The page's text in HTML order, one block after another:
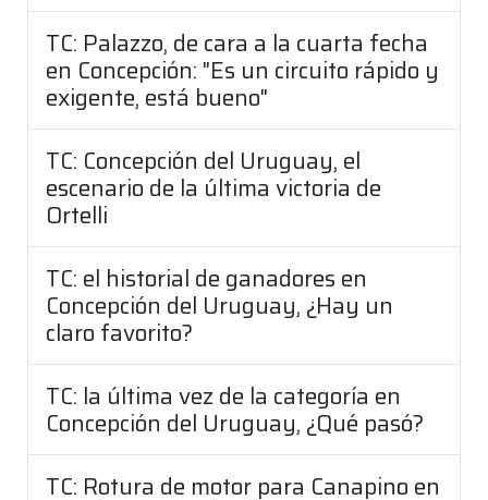
TC: Palazzo, de cara a la cuarta fecha
en Concepción: "Es un circuito rápido y
exigente, está bueno"
TC: Concepción del Uruguay, el
escenario de la última victoria de
Ortelli
TC: el historial de ganadores en
Concepción del Uruguay, ¿Hay un
claro favorito?
TC: la última vez de la categoría en
Concepción del Uruguay, ¿Qué pasó?
TC: Rotura de motor para Canapino en